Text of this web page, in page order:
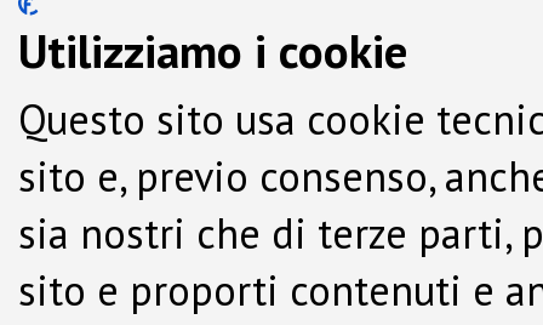
Utilizziamo i cookie
Questo sito usa cookie
sito e, previo consenso,
sia nostri che di terze parti,
sito e proporti contenuti e